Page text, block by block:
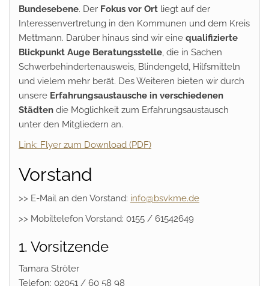
Bundesebene. Der Fokus vor Ort liegt auf der
Interessenvertretung in den Kommunen und dem Kreis
Mettmann. Darüber hinaus sind wir eine qualifizierte
Blickpunkt Auge Beratungsstelle, die in Sachen
Schwerbehindertenausweis, Blindengeld, Hilfsmitteln
und vielem mehr berät. Des Weiteren bieten wir durch
unsere Erfahrungsaustausche in verschiedenen
Städten die Möglichkeit zum Erfahrungsaustausch
unter den Mitgliedern an.
Link: Flyer zum Download (PDF)
Vorstand
>> E-Mail an den Vorstand: info@bsvkme.de
>> Mobiltelefon Vorstand: 0155 / 61542649
1. Vorsitzende
Tamara Ströter
Telefon: 02051 / 60 58 98